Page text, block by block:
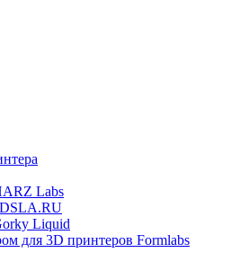
Labs
Liquid
для 3D принтеров Formlabs